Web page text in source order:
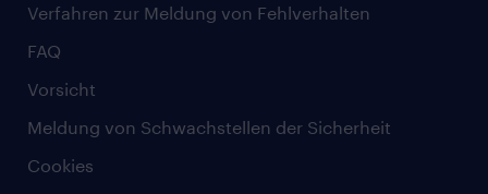
Verfahren zur Meldung von Fehlverhalten
FAQ
Vorsicht
Meldung von Schwachstellen der Sicherheit
Cookies